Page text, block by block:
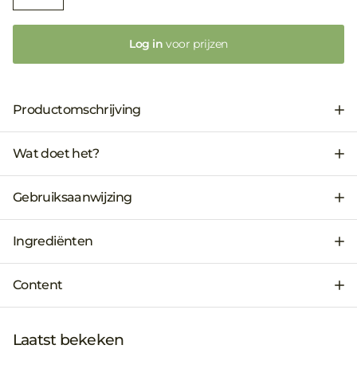
Log invoor prijzen
Productomschrijving
Wat doet het?
Gebruiksaanwijzing
Ingrediënten
Content
Laatst bekeken